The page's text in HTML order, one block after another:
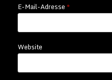
E-Mail-Adresse*
Website